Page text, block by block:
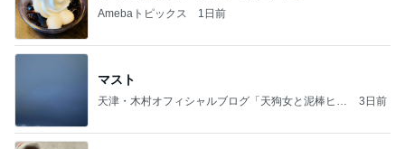
Amebaトピックス 1日前
マスト
天津・木村オフィシャルブログ「天狗女と泥棒ヒゲ
3日前